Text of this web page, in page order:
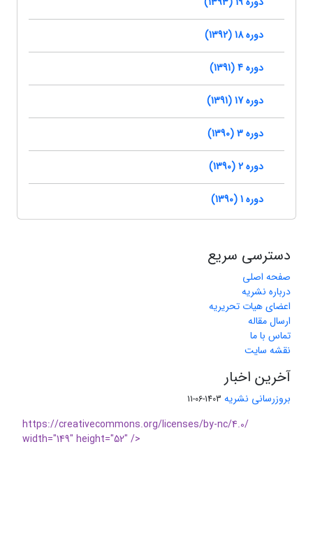
دوره 18 (1392)
دوره 4 (1391)
دوره 17 (1391)
دوره 3 (1390)
دوره 2 (1390)
دوره 1 (1390)
دسترسی سریع
صفحه اصلی
درباره نشریه
اعضای هیات تحریریه
ارسال مقاله
تماس با ما
نقشه سایت
آخرین اخبار
بروزرسانی نشریه 1403-06-11
https://creativecommons.org/licenses/by-nc/4.0/
width="149" height="52" />